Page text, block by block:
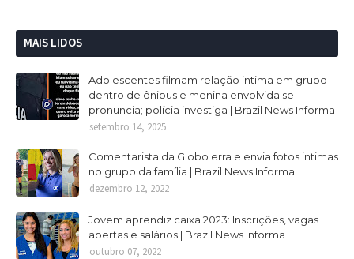
MAIS LIDOS
Adolescentes filmam relação intima em grupo
dentro de ônibus e menina envolvida se
pronuncia; polícia investiga | Brazil News Informa
setembro 14, 2025
Comentarista da Globo erra e envia fotos intimas
no grupo da família | Brazil News Informa
dezembro 12, 2022
Jovem aprendiz caixa 2023: Inscrições, vagas
abertas e salários | Brazil News Informa
outubro 07, 2022